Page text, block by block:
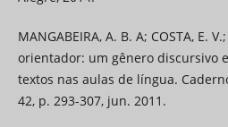
MANGABEIRA, A. B. A; COSTA, E.
orientador: um gênero discursivo
textos nas aulas de língua.
42, p. 293-307, jun. 2011.